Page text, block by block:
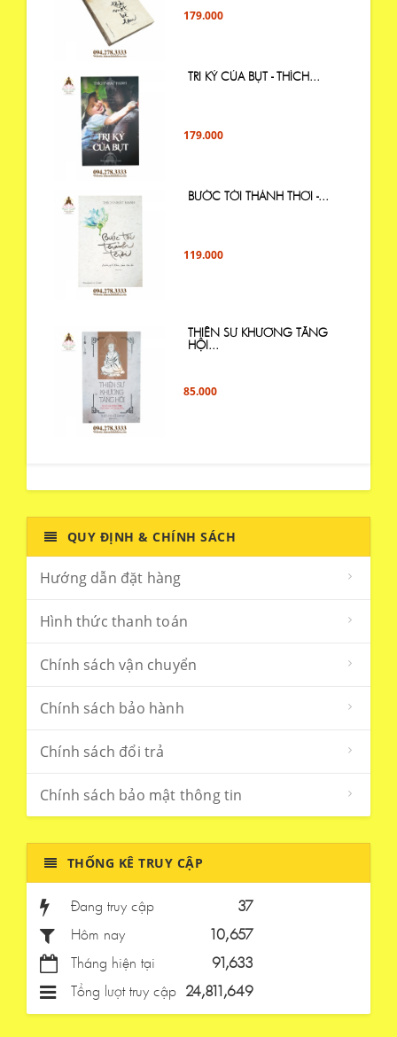
179.000
TRI KỶ CỦA BỤT - THÍCH...
179.000
BƯỚC TỚI THẢNH THƠI -...
119.000
THIỀN SƯ KHƯƠNG TĂNG
HỘI...
85.000
QUY ĐỊNH & CHÍNH SÁCH
Hướng dẫn đặt hàng
Hình thức thanh toán
Chính sách vận chuyển
Chính sách bảo hành
Chính sách đổi trả
Chính sách bảo mật thông tin
THỐNG KÊ TRUY CẬP
Đang truy cập
37
Hôm nay
10,657
Tháng hiện tại
91,633
Tổng lượt truy cập 24,811,649